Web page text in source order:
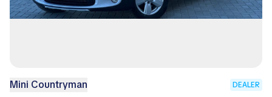
Mini Countryman DEALER